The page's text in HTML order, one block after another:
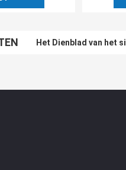
Het Dienblad van het